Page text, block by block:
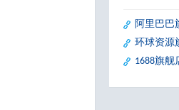
阿里巴巴
环球资源
1688旗舰